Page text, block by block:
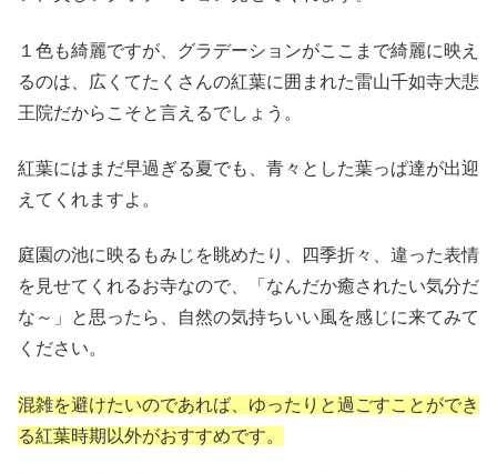
１色も綺麗ですが、グラデーションがここまで綺麗に映え
るのは、広くてたくさんの紅葉に囲まれた雷山千如寺大悲
王院だからこそと言えるでしょう。
紅葉にはまだ早過ぎる夏でも、青々とした葉っぱ達が出迎
えてくれますよ。
庭園の池に映るもみじを眺めたり、四季折々、違った表情
を見せてくれるお寺なので、「なんだか癒されたい気分だ
な～」と思ったら、自然の気持ちいい風を感じに来てみて
ください。
混雑を避けたいのであれば、ゆったりと過ごすことができ
る紅葉時期以外がおすすめです。